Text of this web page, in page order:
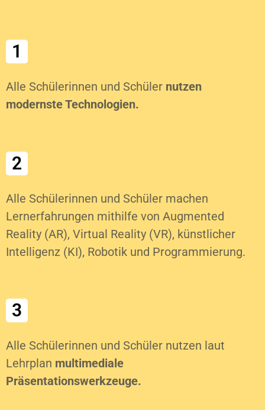
1
Alle Schülerinnen und Schüler nutzen
modernste Technologien.
2
Alle Schülerinnen und Schüler machen
Lernerfahrungen mithilfe von Augmented
Reality (AR), Virtual Reality (VR), künstlicher
Intelligenz (KI), Robotik und Programmierung.
3
Alle Schülerinnen und Schüler nutzen laut
Lehrplan multimediale
Präsentationswerkzeuge.